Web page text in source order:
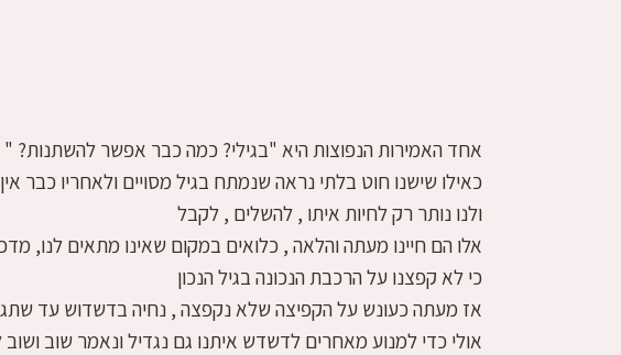
אחד האמירות הנפוצות היא "בגילי? כמה כבר אפשר להשתנות? "
כאילו שישנו חוט בלתי נראה שנמתח בגיל מסויים ולאחריו כבר
ולנו נותר רק לחיות איתו , להשלים , לקבל
אלו הם חיינו מעתה והלאה , כלואים במקום שאינו מתאים לנו,
כי לא קפצנו על הרכבת הנכונה בגיל הנכון
אז מעתה כעונש על הקפיצה שלא נקפצה , נחיה בדשדוש עד
אולי כדי למנוע מאחרים לדשדש איתנו גם נגדיל ונאמר שוב